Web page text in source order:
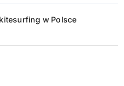
w Polsce